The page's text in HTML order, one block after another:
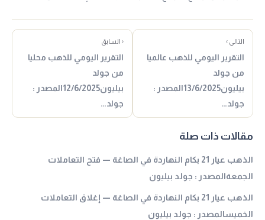
التالي ›
التقرير اليومي للذهب عالميا
من جولد
بيليون13/6/2025المصدر :
جولد…
‹ السابق
التقرير اليومي للذهب محليا
من جولد
بيليون12/6/2025المصدر :
جولد…
مقالات ذات صلة
الذهب عيار 21 بكام النهاردة في الصاغة — فتح التعاملات
الجمعةالمصدر : جولد بيليون
الذهب عيار 21 بكام النهاردة في الصاغة — إغلاق التعاملات
الخميسالمصدر : جولد بيليون